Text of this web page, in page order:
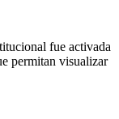
fue activada
permitan visualizar